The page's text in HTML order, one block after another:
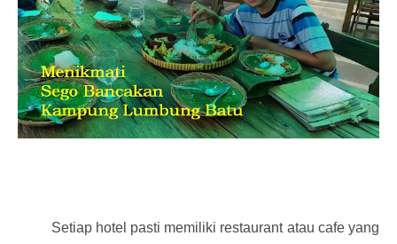
Setiap hotel pasti memiliki restaurant atau cafe yang